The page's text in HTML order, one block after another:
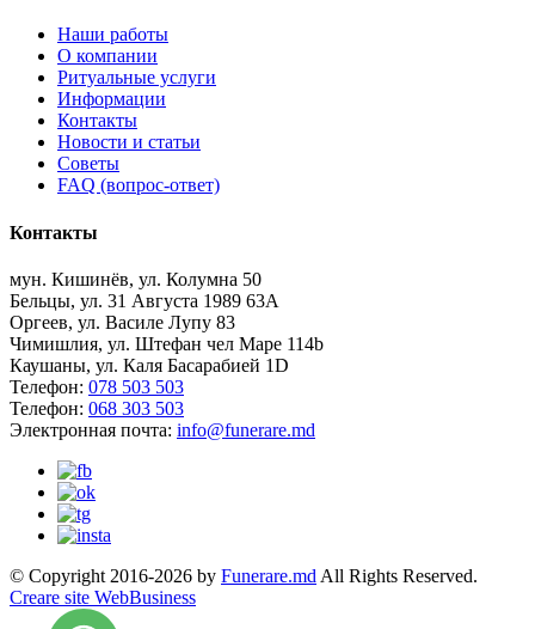
Наши работы
О компании
Ритуальные услуги
Информации
Контакты
Новости и статьи
Советы
FAQ (вопрос-ответ)
Контакты
мун. Кишинёв, ул. Колумна 50
Бельцы, ул. 31 Августа 1989 63А
Оргеев, ул. Василе Лупу 83
Чимишлия, ул. Штефан чел Маре 114b
Каушаны, ул. Каля Басарабией 1D
Телефон: 078 503 503
Телефон: 068 303 503
Электронная почта: info@funerare.md
© Copyright 2016-2026 by Funerare.md All Rights Reserved.
Creare site WebBusiness